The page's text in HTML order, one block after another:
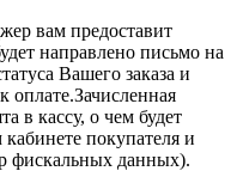
вам предоставит
направлено письмо на
Вашего заказа и
оплате.Зачисленная
в кассу, о чем будет
кабинете покупателя и
фискальных данных).